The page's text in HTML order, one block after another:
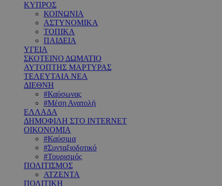
ΚΥΠΡΟΣ
ΚΟΙΝΩΝΙΑ
ΑΣΤΥΝΟΜΙΚΑ
ΤΟΠΙΚΑ
ΠΑΙΔΕΙΑ
ΥΓΕΙΑ
ΣΚΟΤΕΙΝΟ ΔΩΜΑΤΙΟ
ΑΥΤΟΠΤΗΣ ΜΑΡΤΥΡΑΣ
ΤΕΛΕΥΤΑΙΑ ΝΕΑ
ΔΙΕΘΝΗ
#Καύσωνας
#Μέση Ανατολή
ΕΛΛΑΔΑ
ΔΗΜΟΦΙΛΗ ΣΤΟ INTERNET
ΟΙΚΟΝΟΜΙΑ
#Καύσιμα
#Συνταξιοδοτικό
#Τουρισμός
ΠΟΛΙΤΙΣΜΟΣ
ΑΤΖΕΝΤΑ
ΠΟΛΙΤΙΚΗ